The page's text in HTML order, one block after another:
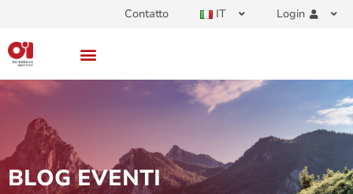
Contatto IT Login
BLOG EVENTI